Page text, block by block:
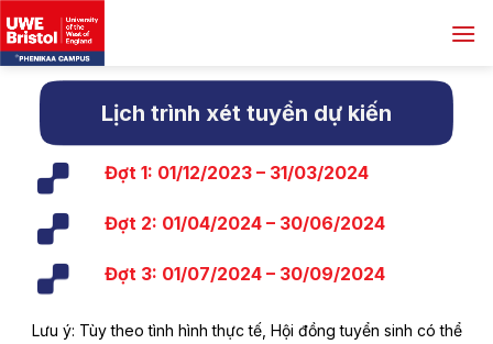
Skip
to
content
Lịch trình xét tuyển dự kiến
Đợt 1: 01/12/2023 – 31/03/2024
Đợt 2: 01/04/2024 – 30/06/2024
Đợt 3: 01/07/2024 – 30/09/2024
Lưu ý: Tùy theo tình hình thực tế, Hội đồng tuyển sinh có thể